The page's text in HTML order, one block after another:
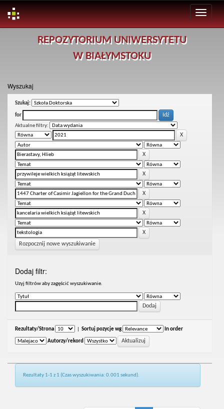
REPOZYTORIUM UNIWERSYTETU
W BIAŁYMSTOKU
Wyszukaj
Szukaj:
for
Aktualne filtry:
Rozpocznij nowe wyszukiwanie
Dodaj filtr:
Uzyj filtrów aby zagęścić wyszukiwanie.
Rezultaty/Strona Sortuj pozycje wg In order
Autorzy/rekord
Rezultaty 1-1 z 1 (Czas wyszukiwania: 0.001 sekund).